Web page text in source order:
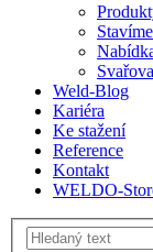
Weld-Blog
Kariéra
Ke stažení
Reference
Kontakt
WELDO-